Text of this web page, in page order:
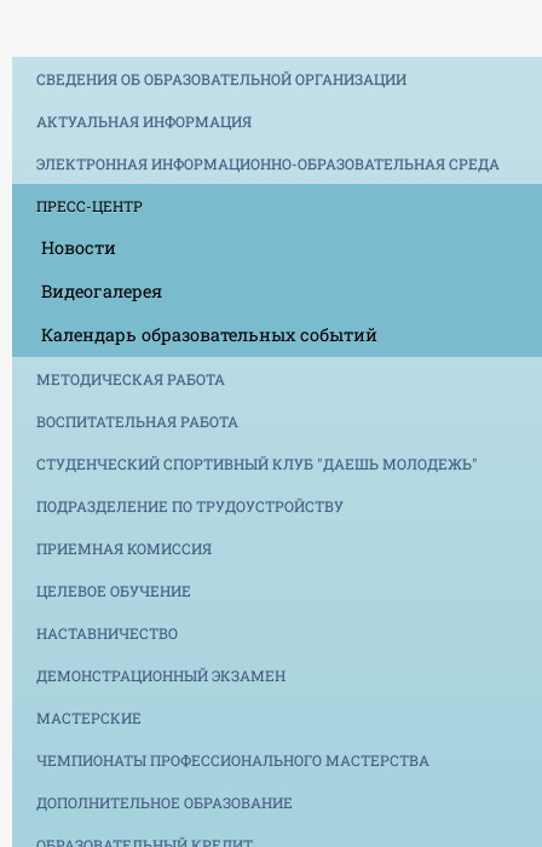
СВЕДЕНИЯ ОБ ОБРАЗОВАТЕЛЬНОЙ ОРГАНИЗАЦИИ
АКТУАЛЬНАЯ ИНФОРМАЦИЯ
ЭЛЕКТРОННАЯ ИНФОРМАЦИОННО-ОБРАЗОВАТЕЛЬНАЯ СРЕДА
ПРЕСС-ЦЕНТР
Новости
Видеогалерея
Календарь образовательных событий
МЕТОДИЧЕСКАЯ РАБОТА
ВОСПИТАТЕЛЬНАЯ РАБОТА
СТУДЕНЧЕСКИЙ СПОРТИВНЫЙ КЛУБ "ДАЕШЬ МОЛОДЕЖЬ"
ПОДРАЗДЕЛЕНИЕ ПО ТРУДОУСТРОЙСТВУ
ПРИЕМНАЯ КОМИССИЯ
ЦЕЛЕВОЕ ОБУЧЕНИЕ
НАСТАВНИЧЕСТВО
ДЕМОНСТРАЦИОННЫЙ ЭКЗАМЕН
МАСТЕРСКИЕ
ЧЕМПИОНАТЫ ПРОФЕССИОНАЛЬНОГО МАСТЕРСТВА
ДОПОЛНИТЕЛЬНОЕ ОБРАЗОВАНИЕ